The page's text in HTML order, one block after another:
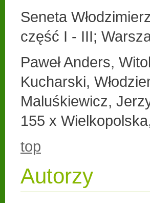
Seneta
część I - III;
Paweł Anders,
Kucharski,
Maluśkiewicz,
155 x
top
Autorzy